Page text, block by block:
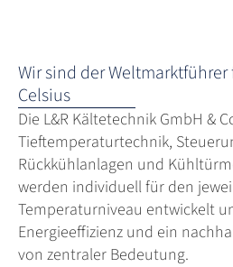
Wir sind der
Celsius
Die L&R Kältetechnik GmbH &
Tieftemperaturtechnik,
Rückkühlanlagen und
werden individuell für den
Temperaturniveau entwickelt
Energieeffizienz und ein
von zentraler Bedeutung.